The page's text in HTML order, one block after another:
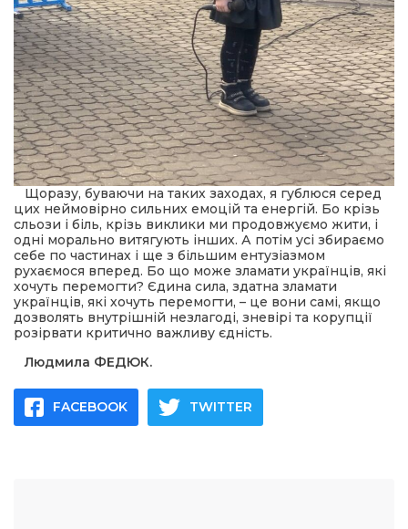
Щоразу, буваючи на таких заходах, я гублюся серед
цих неймовірно сильних емоцій та енергій. Бо крізь
сльози і біль, крізь виклики ми продовжуємо жити, і
одні морально витягують інших. А потім усі збираємо
себе по частинах і ще з більшим ентузіазмом
рухаємося вперед. Бо що може зламати українців, які
хочуть перемогти? Єдина сила, здатна зламати
українців, які хочуть перемогти, – це вони самі, якщо
дозволять внутрішній незлагоді, зневірі та корупції
розірвати критично важливу єдність.
Людмила ФЕДЮК.
FACEBOOK TWITTER